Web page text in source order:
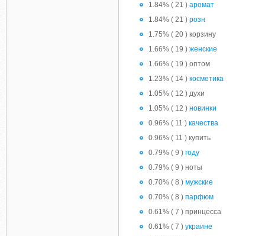
1.84% ( 21 ) аромат
1.84% ( 21 ) розн
1.75% ( 20 ) корзину
1.66% ( 19 ) женские
1.66% ( 19 ) оптом
1.23% ( 14 ) косметика
1.05% ( 12 ) духи
1.05% ( 12 ) новинки
0.96% ( 11 ) качества
0.96% ( 11 ) купить
0.79% ( 9 ) году
0.79% ( 9 ) ноты
0.70% ( 8 ) мужские
0.70% ( 8 ) парфюм
0.61% ( 7 ) принцесса
0.61% ( 7 ) украине